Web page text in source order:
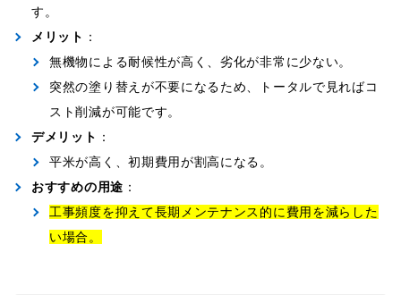
す。
メリット ：
無機物による耐候性が高く、劣化が非常に少ない。
突然の塗り替えが不要になるため、トータルで見ればコ
スト削減が可能です。
デメリット ：
平米が高く、初期費用が割高になる。
おすすめの用途 ：
工事頻度を抑えて長期メンテナンス的に費用を減らした
い場合。